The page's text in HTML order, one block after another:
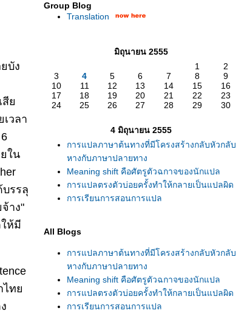
บัง
สี
วลา
ใน
บรรลุ
าง"
ห้มี
ไท
Group Blog
Translation
มิถุนายน 2555
1
2
3
4 5 6 7 8
9
10
11 12 13 14 15
16
17
18 19 20 21 22
23
24
25 26 27 28 29 30
4 มิถุนายน 2555
การแปลภาษาต้นทางที่มีโครงสร้างกลับหัวกลับ
หางกับภาษาปลายทาง
Meaning shift คือศัตรูตัวฉกาจของนักแปล
การแปลตรงตัวบ่อยครั้งทำให้กลายเป็นแปลผิด
การเรียนการสอนการแปล
All Blogs
การแปลภาษาต้นทางที่มีโครงสร้างกลับหัวกลับ
หางกับภาษาปลายทาง
Meaning shift คือศัตรูตัวฉกาจของนักแปล
การแปลตรงตัวบ่อยครั้งทำให้กลายเป็นแปลผิด
การเรียนการสอนการแปล